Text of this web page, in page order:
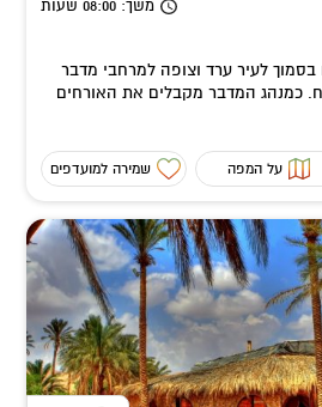
משך: 08:00 שעות
בסמוך לעיר ערד וצופה למרחבי מדבר
כמנהג המדבר מקבלים את האורחים
על המפה שמירה למועדפים